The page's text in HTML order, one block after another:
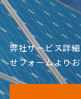
弊社サービス詳
せフォームより